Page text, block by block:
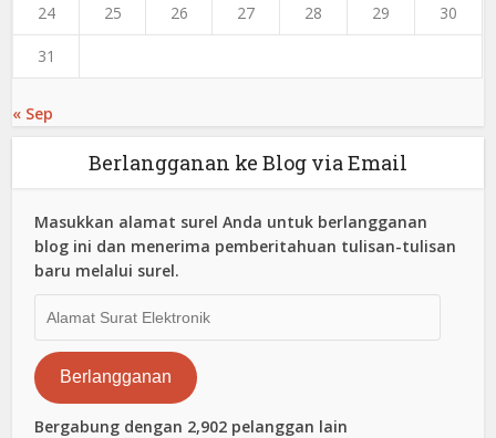
24 25 26 27 28 29 30
31
« Sep
Berlangganan ke Blog via Email
Masukkan alamat surel Anda untuk berlangganan
blog ini dan menerima pemberitahuan tulisan-tulisan
baru melalui surel.
Surat
Elektronik
Berlangganan
Bergabung dengan 2,902 pelanggan lain